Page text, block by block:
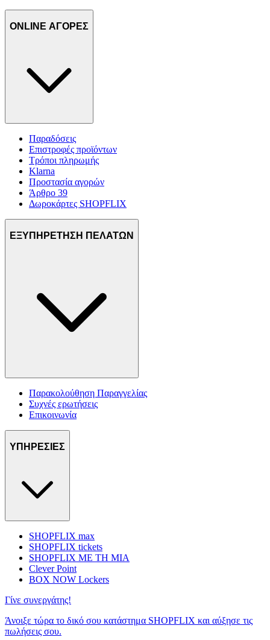
ONLINE ΑΓΟΡΕΣ
Παραδόσεις
Επιστροφές προϊόντων
Τρόποι πληρωμής
Klarna
Προστασία αγορών
Άρθρο 39
Δωροκάρτες SHOPFLIX
ΕΞΥΠΗΡΕΤΗΣΗ ΠΕΛΑΤΩΝ
Παρακολούθηση Παραγγελίας
Συχνές ερωτήσεις
Επικοινωνία
ΥΠΗΡΕΣΙΕΣ
SHOPFLIX max
SHOPFLIX tickets
SHOPFLIX ΜΕ ΤΗ ΜΙΑ
Clever Point
BOX NOW Lockers
Γίνε συνεργάτης!
Άνοιξε τώρα το δικό σου κατάστημα SHOPFLIX και αύξησε τις
πωλήσεις σου.